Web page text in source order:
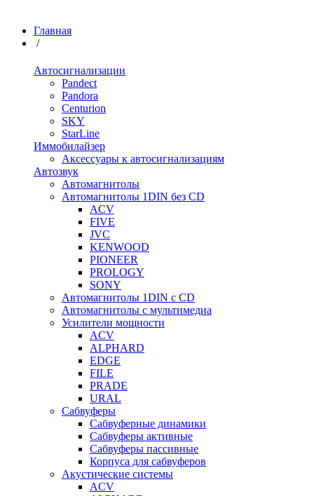
Главная
/
Автосигнализации
Pandect
Pandora
Centurion
SKY
StarLine
Иммобилайзер
Аксессуары к автосигнализациям
Автозвук
Автомагнитолы
Автомагнитолы 1DIN без CD
ACV
FIVE
JVC
KENWOOD
PIONEER
PROLOGY
SONY
Автомагнитолы 1DIN с CD
Автомагнитолы с мультимедиа
Усилители мощности
ACV
ALPHARD
EDGE
FILE
PRADE
URAL
Сабвуферы
Сабвуферные динамики
Сабвуферы активные
Сабвуферы пассивные
Корпуса для сабвуферов
Акустические системы
ACV